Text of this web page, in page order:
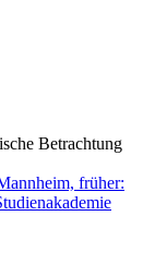
Betrachtung
früher: